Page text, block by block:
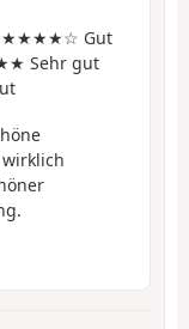
★★★★☆ Gut
Sehr gut